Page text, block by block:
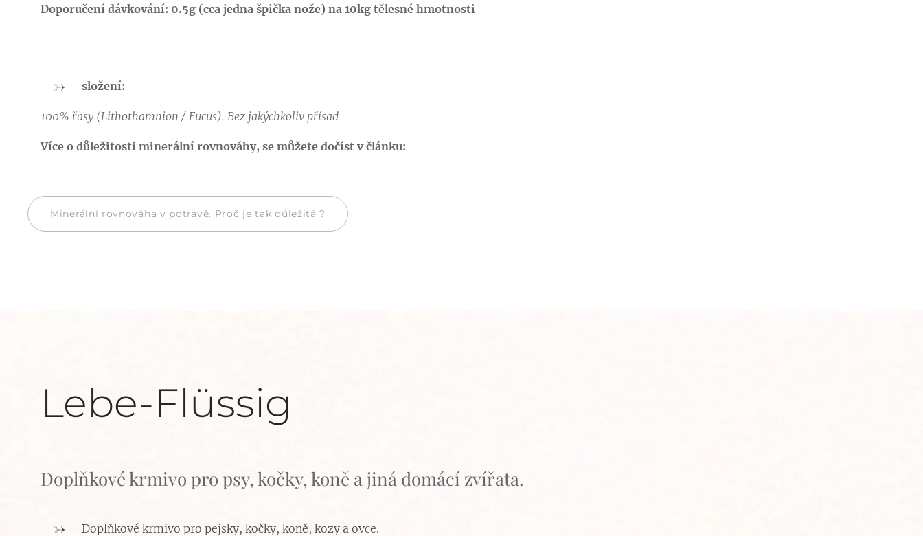
Doporučení dávkování: 0.5g (cca jedna špička nože) na 10kg tělesné hmotnosti
složení:
100% řasy (Lithothamnion / Fucus). Bez jakýchkoliv přísad
Více o důležitosti minerální rovnováhy, se můžete dočíst v článku:
Minerální rovnováha v potravě. Proč je tak důležitá ?
Lebe-Flüssig
Doplňkové krmivo pro psy, kočky, koně a jiná domácí zvířata.
Doplňkové krmivo pro pejsky, kočky, koně, kozy a ovce.